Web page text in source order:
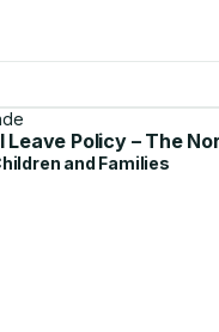
Leave Policy – The
and Families